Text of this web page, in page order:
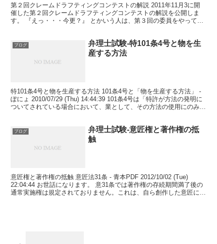
第２回クレームドラフティングコンテストの解説 2011年11月3に開
催した第２回クレームドラフティングコンテストの解説を公開しま
す。 『えっ・・・今更？』 とかいう人は、第３回の委員をやって下
ブログ
弁理士試験-特101条4号と物を生
産する方法
特101条4号と物を生産する方法 101条4号と「物を生産する方法」 -
ぽにょ 2010/07/29 (Thu) 14:44:39 101条4号は「特許が方法の発明に
ついてされている場合において、業として、その方法の使用にのみ用
ブログ
弁理士試験-意匠権と著作権の抵
触
意匠権と著作権の抵触 意匠法31条 - 青本PDF 2012/10/02 (Tue)
22:04:44 お世話になります。 意31条では著作権の存続期間満了後の
通常実施権は規定されておりません。これは、自ら創作した意匠には